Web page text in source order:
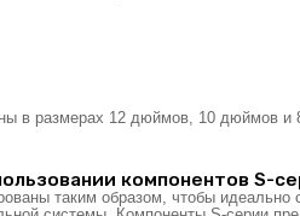
в размерах 12 дюймов, 10 дюймов
компонентов S-
таким образом, чтобы